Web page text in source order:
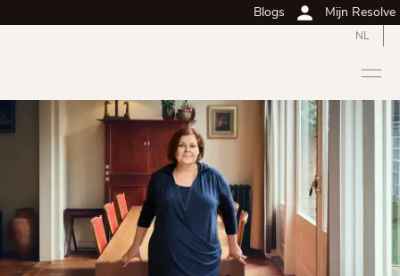
Blogs Mijn Resolve
NL